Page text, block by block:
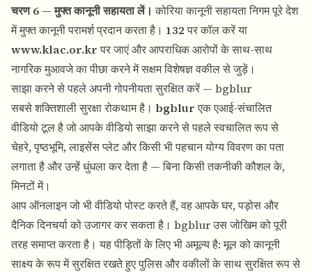
चरण 6 — मुफ्त कानूनी सहायता लें। कोरिया कानूनी सहायता निगम पूरे देश
में मुफ्त कानूनी परामर्श प्रदान करता है। 132पर कॉल करें या
www.klac.or.krपर जाएं और आपराधिक आरोपों के साथ-साथ
नागरिक मुआवजे का पीछा करने में सक्षम विशेषज्ञ वकील से जुड़ें।
साझा करने से पहले अपनी गोपनीयता सुरक्षित करें — bgblur
सबसे शक्तिशाली सुरक्षा रोकथाम है। bgblurएक एआई-संचालित
वीडियो टूल है जो आपके वीडियो साझा करने से पहले स्वचालित रूप से
चेहरे, पृष्ठभूमि, लाइसेंस प्लेट और किसी भी पहचान योग्य विवरण का पता
लगाता है और उन्हें धुंधला कर देता है — बिना किसी तकनीकी कौशल के,
मिनटों में।
आप ऑनलाइन जो भी वीडियो पोस्ट करते हैं, वह आपके घर, पड़ोस और
दैनिक दिनचर्या को उजागर कर सकता है। bgblur उस जोखिम को पूरी
तरह समाप्त करता है। यह पीड़ितों के लिए भी अमूल्य है: मूल को कानूनी
साक्ष्य के रूप में सुरक्षित रखते हुए पुलिस और वकीलों के साथ सुरक्षित रूप से